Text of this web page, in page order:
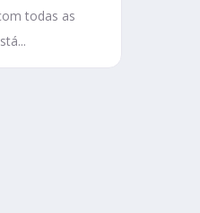
todas as